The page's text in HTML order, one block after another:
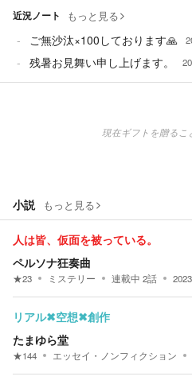
近況ノート もっと見る
ご無沙汰×100しております🙏
残暑お見舞い申し上げます。
現在ギフトを贈るこ
小説 もっと見る
人は皆、仮面を被っている。
ペルソナ狂奏曲
★23 ミステリー 連載中 2話
リアル✖空想✖創作
たまゆら堂
★144 エッセイ・ノンフィクション